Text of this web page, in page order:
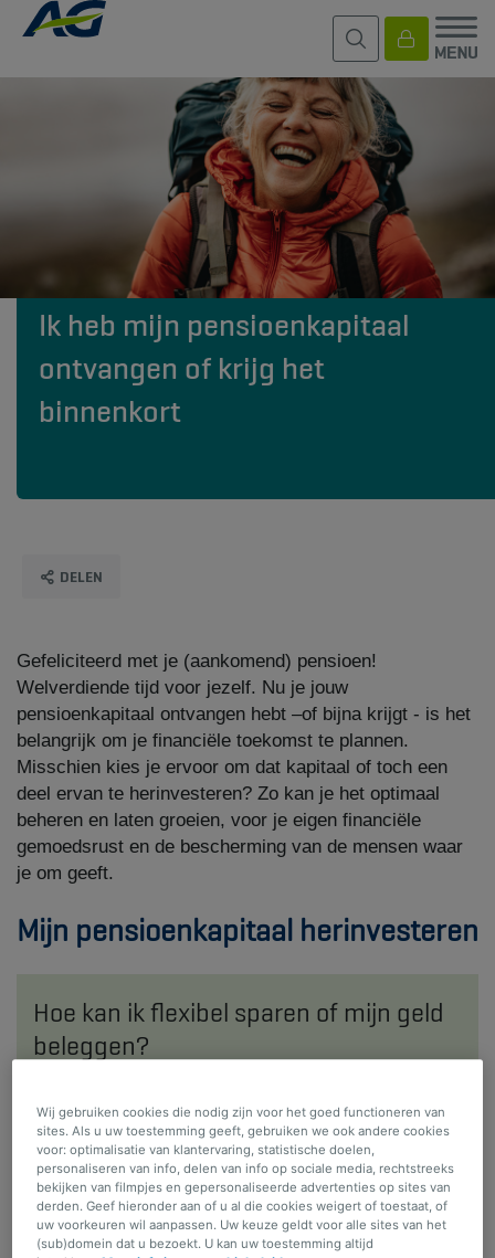
Ik heb mijn pensioenkapitaal
ontvangen of krijg het
binnenkort
DELEN
Gefeliciteerd met je (aankomend) pensioen!
Welverdiende tijd voor jezelf. Nu je jouw
pensioenkapitaal ontvangen hebt –of bijna krijgt - is het
belangrijk om je financiële toekomst te plannen.
Misschien kies je ervoor om dat kapitaal of toch een
deel ervan te herinvesteren? Zo kan je het optimaal
beheren en laten groeien, voor je eigen financiële
gemoedsrust en de bescherming van de mensen waar
je om geeft.
Mijn pensioenkapitaal herinvesteren
Hoe kan ik flexibel sparen of mijn geld
beleggen?
Spaarverzekering tak 21
Je profiteert van een gewaarborgde rentevoet en
mogelijke jaarlijkse winstdelingen.
Beleggingsverzekering met
Wij gebruiken cookies die nodig zijn voor het goed functioneren van
sites. Als u uw toestemming geeft, gebruiken we ook andere cookies
voor: optimalisatie van klantervaring, statistische doelen,
personaliseren van info, delen van info op sociale media, rechtstreeks
bekijken van filmpjes en gepersonaliseerde advertenties op sites van
derden. Geef hieronder aan of u al die cookies weigert of toestaat, of
uw voorkeuren wil aanpassen. Uw keuze geldt voor alle sites van het
(sub)domein dat u bezoekt. U kan uw toestemming altijd